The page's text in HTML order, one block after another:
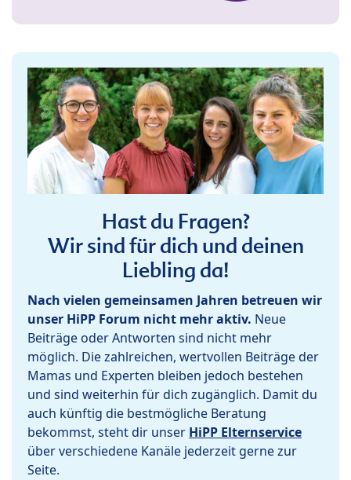
Hast du Fragen?
Wir sind für dich und deinen
Liebling da!
Nach vielen gemeinsamen Jahren betreuen wir
unser HiPP Forum nicht mehr aktiv. Neue
Beiträge oder Antworten sind nicht mehr
möglich. Die zahlreichen, wertvollen Beiträge der
Mamas und Experten bleiben jedoch bestehen
und sind weiterhin für dich zugänglich. Damit du
auch künftig die bestmögliche Beratung
bekommst, steht dir unser HiPP Elternservice
über verschiedene Kanäle jederzeit gerne zur
Seite.